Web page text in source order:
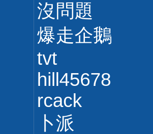
沒問題
爆走企鵝
tvt
hill45678
rcack
卜派